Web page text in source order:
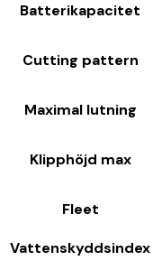
Batterikapacitet
Cutting pattern
Maximal lutning
Klipphöjd max
Fleet
Vattenskyddsindex